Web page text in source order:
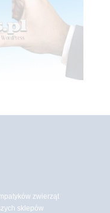
zwierząt
sklepów